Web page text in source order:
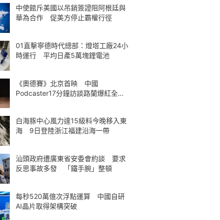
中使館斥美國以吊銷簽證阻阿根廷與
華為合作 促美方停止霸權行徑
01直擊寧德時代總部：燈塔工廠24小
時運行 平均日產5萬塊鋰電池
《奧德賽》北京首映 中國
Podcaster17分鐘訪談路蘭爆紅全球
白海豚中心風力達15級料今晚移入東
海 9日登陸浙江福建沿海一帶
汕頭政府遭廣東省安委會約談 要求
反思事故多發 「鐵手腕」整頓
每秒520萬億次浮點運算 中國自研
AI晶片取得架構突破